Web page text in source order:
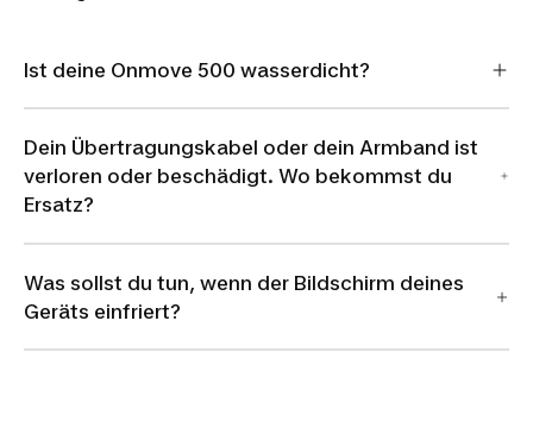
Ist deine Onmove 500 wasserdicht?
Dein Übertragungskabel oder dein Armband ist
verloren oder beschädigt. Wo bekommst du
Ersatz?
Was sollst du tun, wenn der Bildschirm deines
Geräts einfriert?